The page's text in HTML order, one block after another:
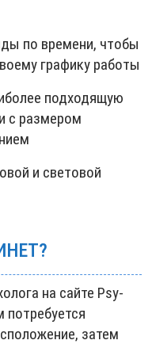
по времени, чтобы
графику работы
подходящую
с размером
и световой
на сайте Psy-
затем